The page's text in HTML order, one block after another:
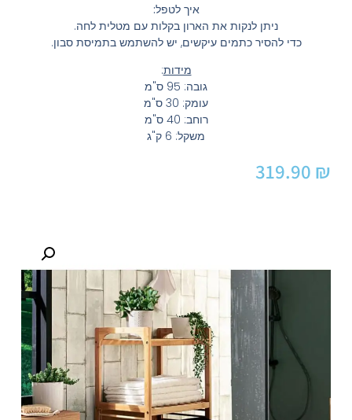
איך לטפל:
ניתן לנקות את הארון בקלות עם מטלית לחה.
כדי להסיר כתמים עיקשים, יש להשתמש בתמיסת סבון.
מידות:
גובה: 95 ס"מ
עומק: 30 ס"מ
​רוחב: 40 ס"מ
משקל: 6 ק"ג
319.90 ₪